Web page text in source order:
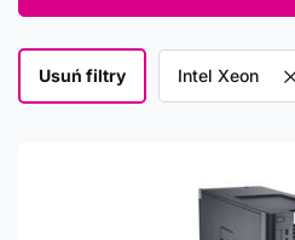
Usuń filtry Usuń filtr
Intel Xeon